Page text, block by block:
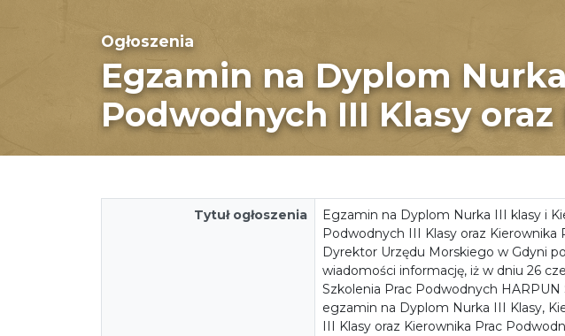
Ogłoszenia
Egzamin na Dyplom
Podwodnych III Klasy oraz
Tytuł ogłoszenia
Egzamin na Dyplom Nurka III klasy i
Podwodnych III Klasy oraz Kierownika
Dyrektor Urzędu Morskiego w Gdyni
wiadomości informację, iż w dniu 26
Szkolenia Prac Podwodnych HARPUN
egzamin na Dyplom Nurka III Klasy,
III Klasy oraz Kierownika Prac